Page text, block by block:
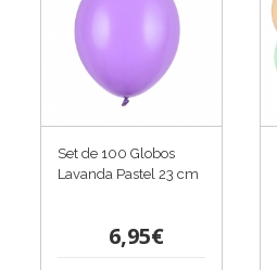
Set de 100 Globos
Lavanda Pastel 23 cm
6,95€